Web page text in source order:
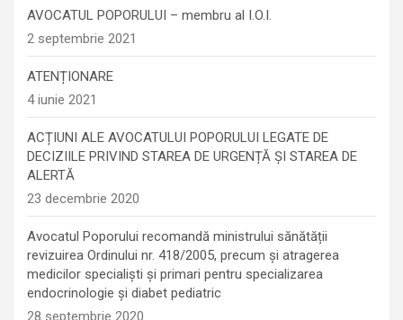
AVOCATUL POPORULUI – membru al I.O.I.
2 septembrie 2021
ATENȚIONARE
4 iunie 2021
ACȚIUNI ALE AVOCATULUI POPORULUI LEGATE DE
DECIZIILE PRIVIND STAREA DE URGENȚĂ ȘI STAREA DE
ALERTĂ
23 decembrie 2020
Avocatul Poporului recomandă ministrului sănătății
revizuirea Ordinului nr. 418/2005, precum și atragerea
medicilor specialiști și primari pentru specializarea
endocrinologie şi diabet pediatric
28 septembrie 2020